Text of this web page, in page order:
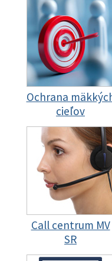
Ochrana
cieľov
Call centrum MV
SR